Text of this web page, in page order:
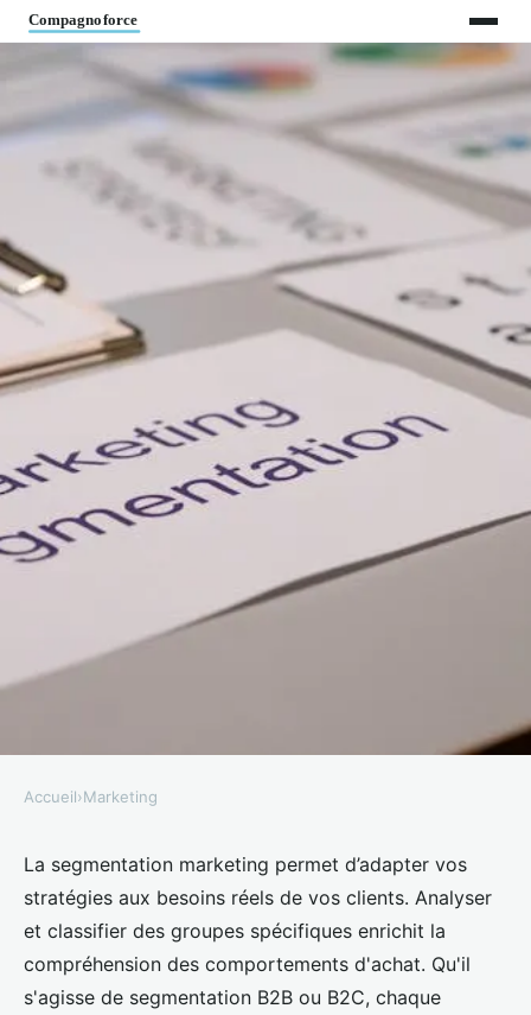
Segmentation marketing :
stratégies pour mieux
comprendre vos clients
Théa•8 avril 2025•3 min de lecture
Accueil›Marketing
La segmentation marketing permet d’adapter vos
stratégies aux besoins réels de vos clients. Analyser
et classifier des groupes spécifiques enrichit la
compréhension des comportements d'achat. Qu'il
s'agisse de segmentation B2B ou B2C, chaque